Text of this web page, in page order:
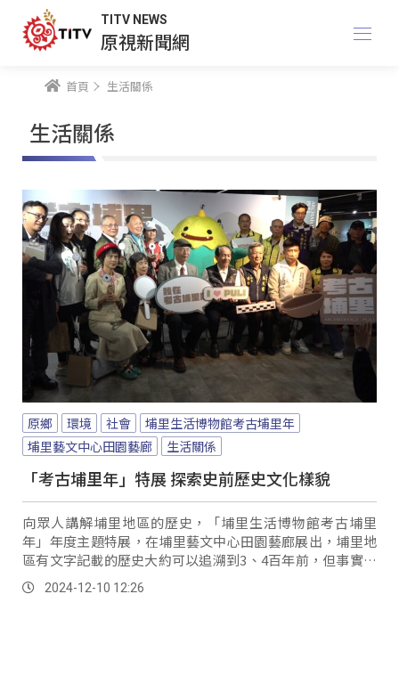
TITV NEWS
原視新聞網
首頁 生活關係
生活關係
原鄉 環境 社會
埔里生活博物館考古埔里年
埔里藝文中心田園藝廊
生活關係
「考古埔里年」特展 探索史前歷史文化樣貌
向眾人講解埔里地區的歷史，「埔里生活博物館考古埔里
年」年度主題特展，在埔里藝文中心田園藝廊展出，埔里地
區有文字記載的歷史大約可以追溯到3、4百年前，但事實上
在還沒有文字記錄時，這裡就早已有人類生活的痕跡，因此
特展也吸引許多不同族群的族人，希望來了解先人與埔里地
2024-12-10 12:26